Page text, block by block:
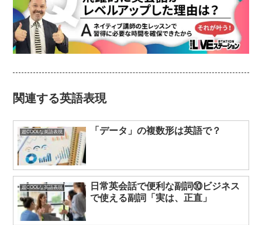
関連する英語表現
超COOLな英語表現 「データ」の複数形は英語で？
超COOLな英語表現
日常英会話で便利な副詞⑩ビジネス
で使える副詞「実は、正直」